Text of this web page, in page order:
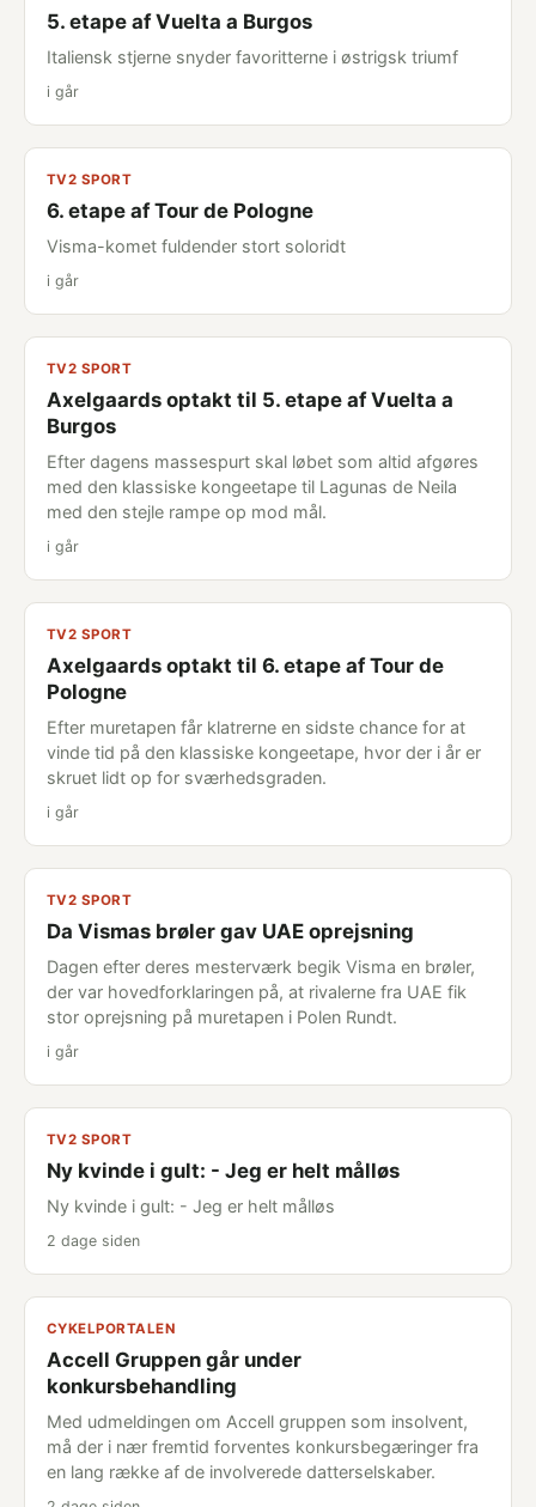
5. etape af Vuelta a Burgos
Italiensk stjerne snyder favoritterne i østrigsk triumf
i går
TV2 SPORT
6. etape af Tour de Pologne
Visma-komet fuldender stort soloridt
i går
TV2 SPORT
Axelgaards optakt til 5. etape af Vuelta a
Burgos
Efter dagens massespurt skal løbet som altid afgøres
med den klassiske kongeetape til Lagunas de Neila
med den stejle rampe op mod mål.
i går
TV2 SPORT
Axelgaards optakt til 6. etape af Tour de
Pologne
Efter muretapen får klatrerne en sidste chance for at
vinde tid på den klassiske kongeetape, hvor der i år er
skruet lidt op for sværhedsgraden.
i går
TV2 SPORT
Da Vismas brøler gav UAE oprejsning
Dagen efter deres mesterværk begik Visma en brøler,
der var hovedforklaringen på, at rivalerne fra UAE fik
stor oprejsning på muretapen i Polen Rundt.
i går
TV2 SPORT
Ny kvinde i gult: - Jeg er helt målløs
Ny kvinde i gult: - Jeg er helt målløs
2 dage siden
CYKELPORTALEN
Accell Gruppen går under
konkursbehandling
Med udmeldingen om Accell gruppen som insolvent,
må der i nær fremtid forventes konkursbegæringer fra
en lang række af de involverede datterselskaber.